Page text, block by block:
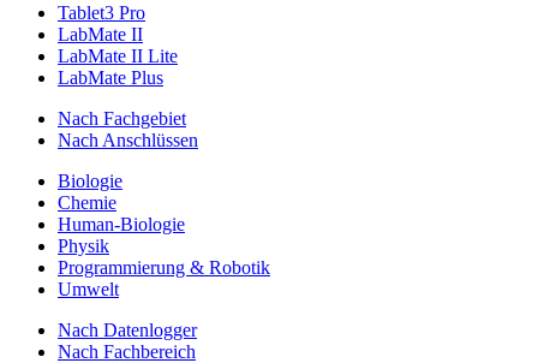
Tablet3 Pro
LabMate II
LabMate II Lite
LabMate Plus
Nach Fachgebiet
Nach Anschlüssen
Biologie
Chemie
Human-Biologie
Physik
Programmierung & Robotik
Umwelt
Nach Datenlogger
Nach Fachbereich